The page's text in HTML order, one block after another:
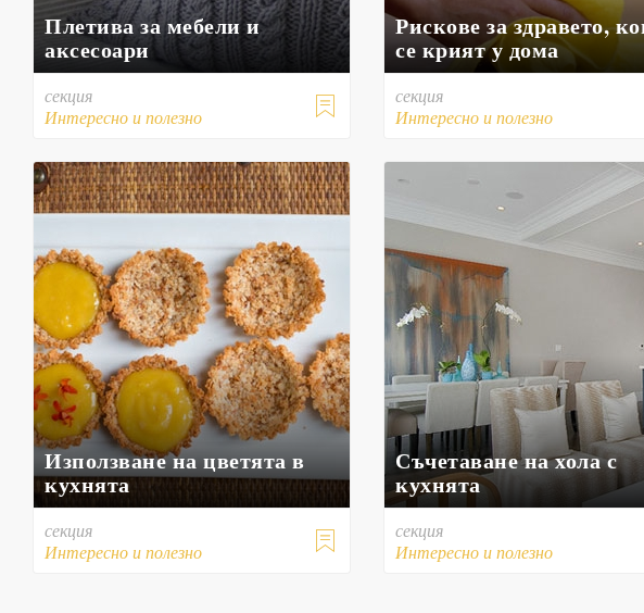
Плетива за мебели и
аксесоари

секция
Интересно и полезно
Рискове за здравето,
се крият у дома
секция
Интересно и полезно
Използване на цветята в
кухнята

секция
Интересно и полезно
Съчетаване на хола с
кухнята
секция
Интересно и полезно